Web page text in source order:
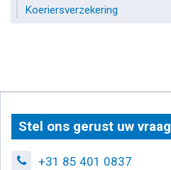
Koeriersverzekering
Stel ons gerust uw vraag
+31 85 401 0837